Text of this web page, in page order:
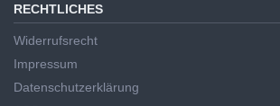
RECHTLICHES
Widerrufsrecht
Impressum
Datenschutzerklärung